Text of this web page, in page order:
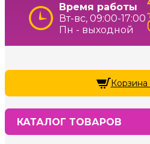
Время работы
Вт-вс, 09:00-17:00
Пн - выходной
КАТАЛОГ ТОВАРОВ
Корзина